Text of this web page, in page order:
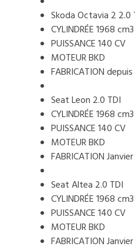
Skoda Octavia 2 2.0
CYLINDRÉE 1968 cm3
PUISSANCE 140 CV
MOTEUR BKD
FABRICATION
Seat Leon 2.0 TDI
CYLINDRÉE 1968 cm3
PUISSANCE 140 CV
MOTEUR BKD
FABRICATION
Seat Altea 2.0 TDI
CYLINDRÉE 1968 cm3
PUISSANCE 140 CV
MOTEUR BKD
FABRICATION